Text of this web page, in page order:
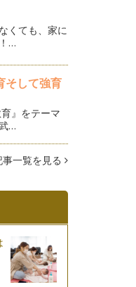
くても、家に
…
そして強育
』をテーマ
…
事一覧を見る